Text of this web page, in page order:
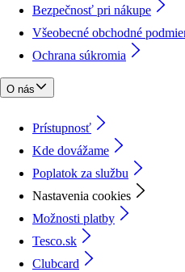
Bezpečnosť pri nákupe
Všeobecné obchodné
Ochrana súkromia
O nás
Prístupnosť
Kde dovážame
Poplatok za službu
Nastavenia cookies
Možnosti platby
Tesco.sk
Clubcard